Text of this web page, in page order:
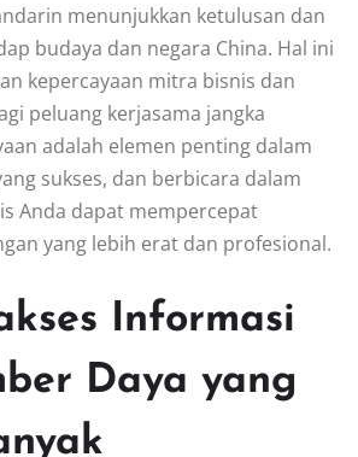
menunjukkan ketulusan dan
budaya dan negara China. Hal ini
kepercayaan mitra bisnis dan
peluang kerjasama jangka
adalah elemen penting dalam
sukses, dan berbicara dalam
Anda dapat mempercepat
yang lebih erat dan profesional.
Informasi
Daya yang